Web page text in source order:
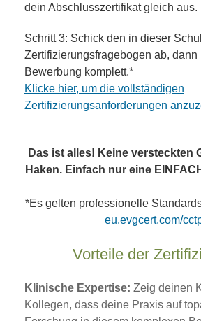
dein Abschlusszertifikat gleich aus.
Schritt 3: Schick den in dieser
Zertifizierungsfragebogen ab, dann
Bewerbung komplett.*
Klicke hier, um die vollständigen
Zertifizierungsanforderungen
Das ist alles! Keine versteckten
Haken. Einfach nur eine
*Es gelten professionelle
eu.evgcert.com/
Vorteile der
Klinische Expertise: Zeig deinen
Kollegen, dass deine Praxis auf